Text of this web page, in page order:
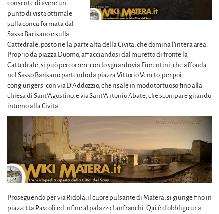
consente di avere un
punto di vista ottimale
sulla conca formata dal
Sasso Barisano e sulla
Cattedrale, posto nella parte alta della Civita, che domina l’intera area.
Proprio da piazza Duomo, affacciandosi dal muretto di fronte la
Cattedrale, si può percorrere con lo sguardo via Fiorentini, che affonda
nel Sasso Barisano partendo da piazza Vittorio Veneto, per poi
congiungersi con via D’Addozzio, che risale in modo tortuoso fino alla
chiesa di Sant’Agostino, e via Sant’Antonio Abate, che scompare girando
intorno alla Civita.
Proseguendo per via Ridola, il cuore pulsante di Matera, si giunge fino in
piazzetta Pascoli ed infine al palazzo Lanfranchi. Qui è d’obbligo una